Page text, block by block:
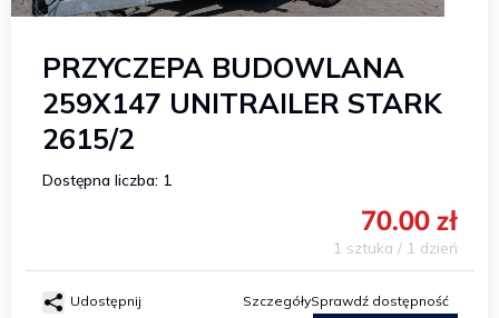
PRZYCZEPA BUDOWLANA
259X147 UNITRAILER STARK
2615/2
Dostępna liczba: 1
70.00 zł
1 sztuka / 1 dzień
Udostępnij SzczegółySprawdź dostępność